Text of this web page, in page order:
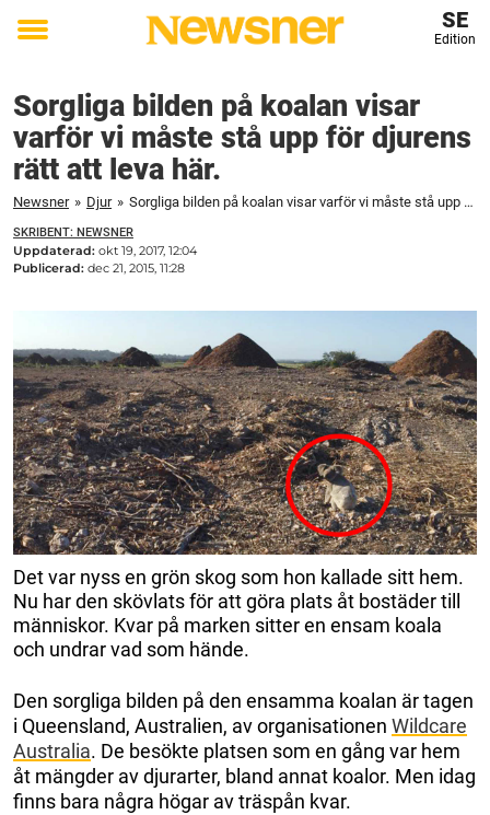
Toggle
SE
Edition
Sorgliga bilden på koalan visar
varför vi måste stå upp för djurens
rätt att leva här.
Newsner » Djur » Sorgliga bilden på koalan visar varför vi måste stå upp för djurens rätt att leva här.
SKRIBENT: NEWSNER
Uppdaterad: okt 19, 2017, 12:04
Publicerad: dec 21, 2015, 11:28
Det var nyss en grön skog som hon kallade sitt hem.
Nu har den skövlats för att göra plats åt bostäder till
människor. Kvar på marken sitter en ensam koala
och undrar vad som hände.
Den sorgliga bilden på den ensamma koalan är tagen
i Queensland, Australien, av organisationen Wildcare
Australia. De besökte platsen som en gång var hem
åt mängder av djurarter, bland annat koalor. Men idag
finns bara några högar av träspån kvar.